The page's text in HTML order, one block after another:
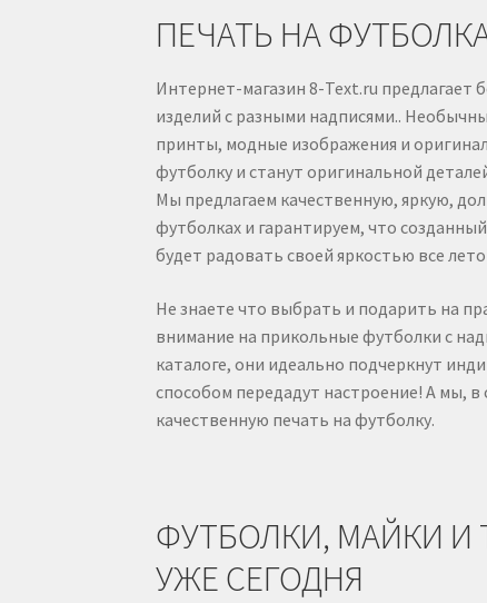
ПЕЧАТЬ НА
Интернет-магазин 8-Text.ru
изделий с разными надписями..
принты, модные изображения и
футболку и станут оригинальной
Мы предлагаем качественную, яркую,
футболках и гарантируем, что
будет радовать своей яркостью все
Не знаете что выбрать и подарить на
внимание на прикольные футболки с
каталоге, они идеально подчеркнут
способом передадут настроение! А мы,
качественную печать на футболку.
ФУТБОЛКИ, МАЙКИ И
УЖЕ СЕГОДНЯ